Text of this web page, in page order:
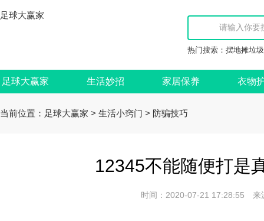
足球大赢家
热门搜索： 摆地摊垃
足球大赢家 生活妙招 家居保养 衣物
当前位置： 足球大赢家 > 生活小窍门 > 防骗技巧
12345不能随便打是
时间：2020-07-21 17:28:55